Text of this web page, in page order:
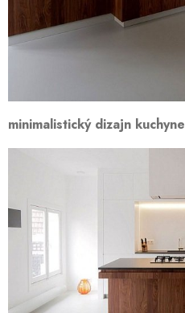
minimalistický dizajn kuchyne